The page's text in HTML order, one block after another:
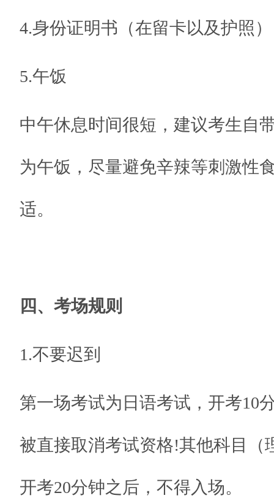
4.身份证明书（在留卡以及护照）
5.午饭
中午休息时间很短，建议考生自
为午饭，尽量避免辛辣等刺激性
适。
四、考场规则
1.不要迟到
第一场考试为日语考试，开考10
被直接取消考试资格!其他科目（
开考20分钟之后，不得入场。